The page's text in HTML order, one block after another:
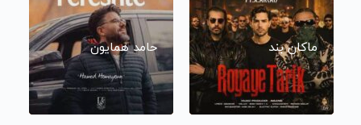
ماکان بند حامد همایون